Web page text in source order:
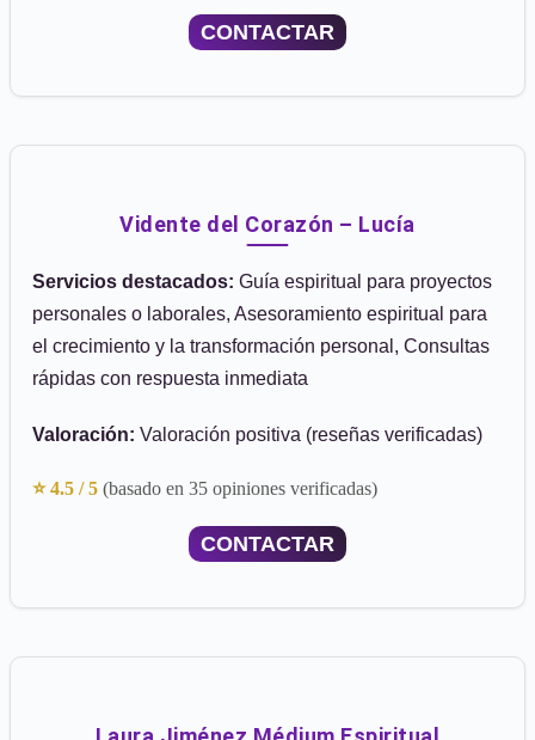
CONTACTAR
Vidente del Corazón – Lucía
Servicios destacados: Guía espiritual para proyectos
personales o laborales, Asesoramiento espiritual para
el crecimiento y la transformación personal, Consultas
rápidas con respuesta inmediata
Valoración: Valoración positiva (reseñas verificadas)
⭐ 4.5 / 5 (basado en 35 opiniones verificadas)
CONTACTAR